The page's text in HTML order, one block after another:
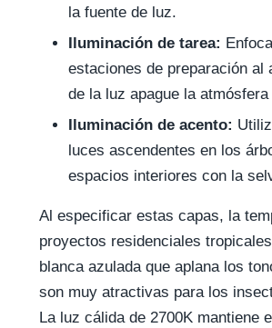
la fuente de luz.
Iluminación de tarea:
estaciones de preparación
de la luz apague la
Iluminación de acento:
luces ascendentes en los
espacios interiores con la
Al especificar estas capas, la
proyectos residenciales
blanca azulada que aplana los
son muy atractivas para los
La luz cálida de 2700K mantiene